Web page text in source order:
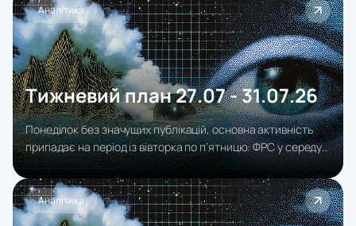
Аналітика
Тижневий план 27.07 - 31.07.26
Понеділок без значущих публікацій, основна активність
припадає на період із вівторка по п’ятницю: ФРС у середу
ввечері, Банк Англії та перша оцінка ВВП США у четвер,
інфляція єврозони та дані щодо заробітної плати у США у
п’ятницю. До того ж у п’ятницю завершується місяць, тож
до новинної волатильності додадуться потоки
Аналітика